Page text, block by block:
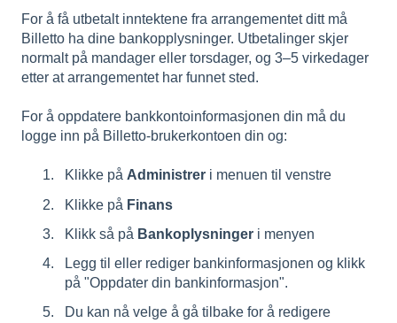
For å få utbetalt inntektene fra arrangementet ditt må
Billetto ha dine bankopplysninger. Utbetalinger skjer
normalt på mandager eller torsdager, og 3–5 virkedager
etter at arrangementet har funnet sted.
For å oppdatere bankkontoinformasjonen din må du
logge inn på Billetto-brukerkontoen din og:
Klikke på Administrer i menuen til venstre
Klikke på Finans
Klikk så på Bankoplysninger i menyen
Legg til eller rediger bankinformasjonen og klikk
på "Oppdater din bankinformasjon".
Du kan nå velge å gå tilbake for å redigere